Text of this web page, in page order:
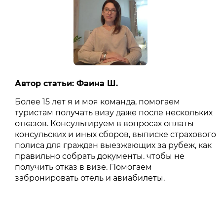
Автор статьи: Фаина Ш.
Более 15 лет я и моя команда, помогаем
туристам получать визу даже после нескольких
отказов. Консультируем в вопросах оплаты
консульских и иных сборов, выписке страхового
полиса для граждан выезжающих за рубеж, как
правильно собрать документы. чтобы не
получить отказ в визе. Помогаем
забронировать отель и авиабилеты.